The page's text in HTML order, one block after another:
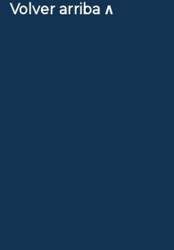
Volver arriba ∧